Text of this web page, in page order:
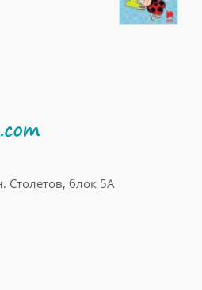
Столетов, блок 5А